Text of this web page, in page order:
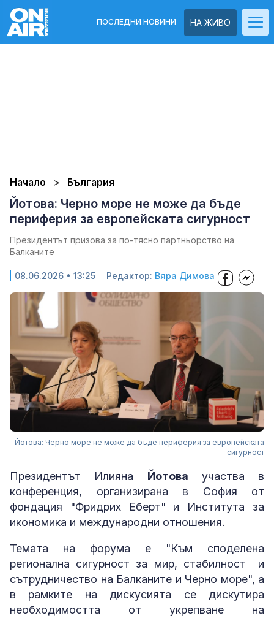
НА ЖИВО
ПОСЛЕДНИ НОВИНИ
Начало България
Йотова: Черно море не може да бъде
периферия за европейската сигурност
Президентът призова за по-тясно партньорство на
Балканите
08.06.2026 • 13:25 Редактор: Вяра Димова
Йотова: Черно море не може да бъде периферия за европейската
сигурност
Президентът Илияна Йотова участва в
конференция, организирана в София от
фондация "Фридрих Еберт" и Института за
икономика и международни отношения.
Темата на форума е "Към споделена
регионална сигурност за мир, стабилност и
сътрудничество на Балканите и Черно море", а
в рамките на дискусията се дискутира
необходимостта от укрепване на